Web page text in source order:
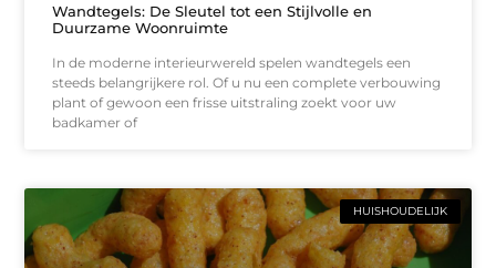
Wandtegels: De Sleutel tot een Stijlvolle en
Duurzame Woonruimte
In de moderne interieurwereld spelen wandtegels een
steeds belangrijkere rol. Of u nu een complete verbouwing
plant of gewoon een frisse uitstraling zoekt voor uw
badkamer of
HUISHOUDELIJK